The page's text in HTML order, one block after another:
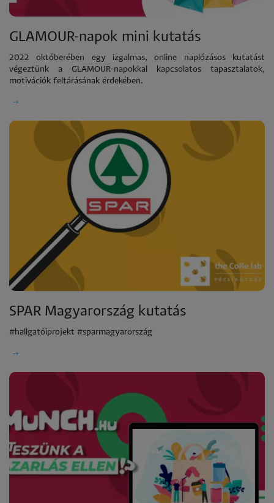
GLAMOUR-napok mini kutatás
2022 októberében egy izgalmas, online naplózásos kutatást
végeztünk a GLAMOUR-napokkal kapcsolatos tapasztalatok,
motivációk feltárásának érdekében.
SPAR Magyarország kutatás
#hallgatóiprojekt #sparmagyarország